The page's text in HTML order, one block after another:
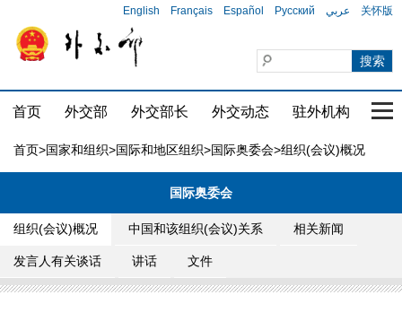
English Français Español Русский عربي 关怀版
首页 外交部 外交部长 外交动态 驻外机构 国
首页>国家和组织>国际和地区组织>国际奥委会>组织(会议)概况
国际奥委会
组织(会议)概况 中国和该组织(会议)关系 相关新闻
发言人有关谈话 讲话 文件